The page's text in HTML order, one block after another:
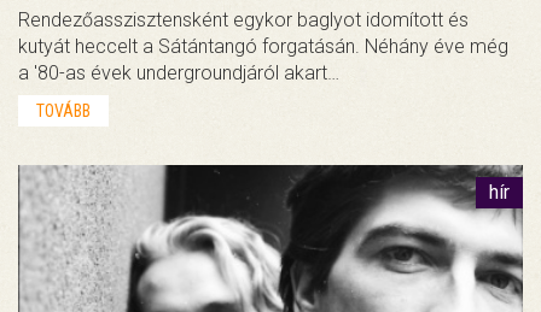
Rendezőasszisztensként egykor baglyot idomított és
kutyát heccelt a Sátántangó forgatásán. Néhány éve még
a '80-as évek undergroundjáról akart…
TOVÁBB
hír